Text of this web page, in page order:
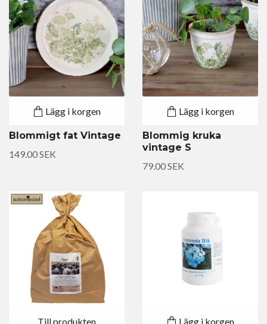
Lägg i korgen
Blommigt fat Vintage
149.00 SEK
Lägg i korgen
Blommig kruka
vintage S
79.00 SEK
Till produkten Lägg i korgen